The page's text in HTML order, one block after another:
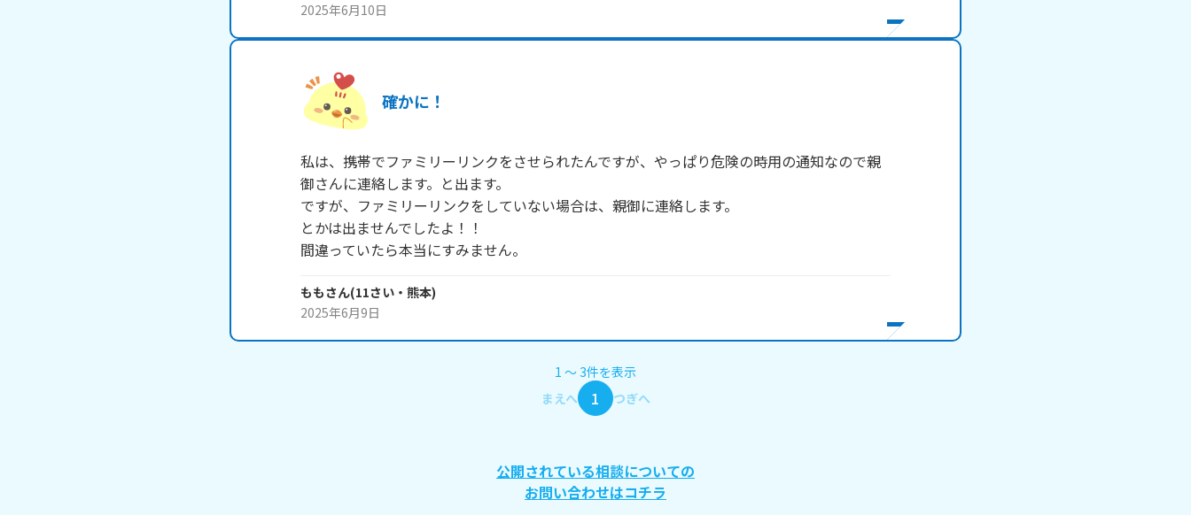
2025年6月10日
確かに！
私は、携帯でファミリーリンクをさせられたんですが、やっぱり危険の時用の通知なので親
御さんに連絡します。と出ます。
ですが、ファミリーリンクをしていない場合は、親御に連絡します。
とかは出ませんでしたよ！！
間違っていたら本当にすみません。
ももさん(11さい・ 熊本)
2025年6月9日
1 〜 3件を表示
まえへ
1 つぎへ
公開されている相談についての
お問い合わせはコチラ